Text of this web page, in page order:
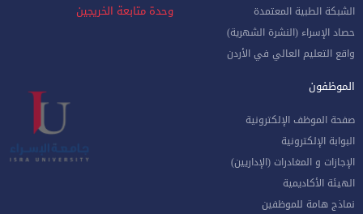
الشبكة الطبية المعتمدة
حصاد الإسراء (النشرة الشهرية)
واقع التعليم العالي في الأردن
وحدة متابعة الخريجين
الموظفون
صفحة الموظف الإلكترونية
البوابة الإلكترونية
الإجازات و المغادرات (الإداريين)
الهيئة الأكاديمية
نماذج هامة للموظفين